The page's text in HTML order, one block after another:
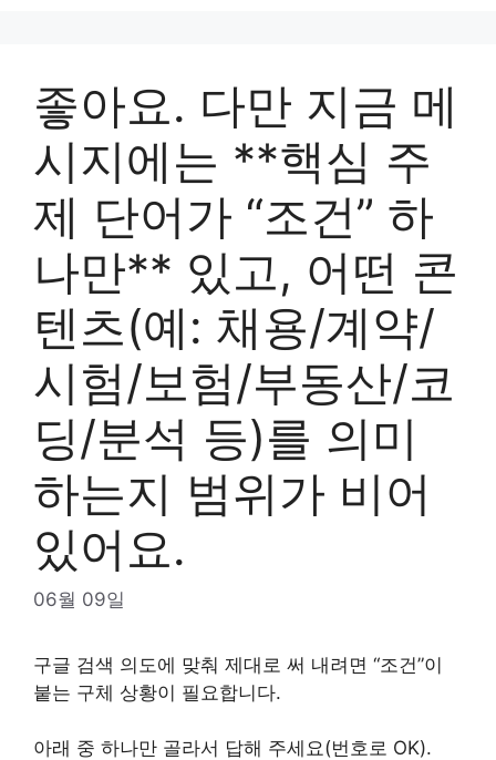
좋아요. 다만 지금 메
시지에는 **핵심 주
제 단어가 “조건” 하
나만** 있고, 어떤 콘
텐츠(예: 채용/계약/
시험/보험/부동산/코
딩/분석 등)를 의미
하는지 범위가 비어
있어요.
06월 09일
구글 검색 의도에 맞춰 제대로 써 내려면 “조건”이
붙는 구체 상황이 필요합니다.
아래 중 하나만 골라서 답해 주세요(번호로 OK).